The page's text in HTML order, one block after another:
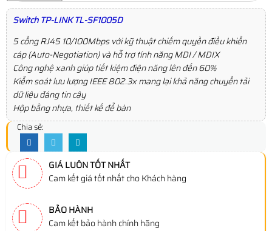
Switch TP-LINK TL-SF1005D
5 cổng RJ45 10/100Mbps với kỹ thuật chiếm quyền điều khiển
cáp (Auto-Negotiation) và hỗ trợ tính năng MDI / MDIX
Công nghệ xanh giúp tiết kiệm điện năng lên đến 60%
Kiểm soát lưu lượng IEEE 802.3x mang lại khả năng chuyển tải
dữ liệu đáng tin cậy
Hộp bằng nhựa, thiết kế để bàn
Chia sẻ:
GIÁ LUÔN TỐT NHẤT
Cam kết giá tốt nhất cho Khách hàng
BẢO HÀNH
Cam kết bảo hành chính hãng